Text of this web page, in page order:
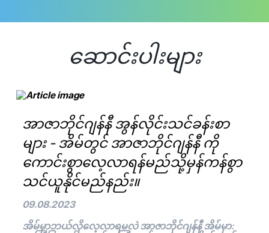
ဆောင်းပါးများ
အာဇာဘိုင်ဂျန်နီ အွန်လိုင်းသင်ခန်းစာ
များ - အိမ်တွင် အာဇာဘိုင်ဂျန်နီ ကို
ကောင်းစွာလေ့လာရန်မည်သို့မှန်ကန်စွာ
သင်ယူနိုင်မည်နည်း။
09.08.2023
အိမ်မှာဘယ်လိုလေ့လာရမလဲ အာဇာဘိုင်ဂျန်နီ အိမ်မှာ: